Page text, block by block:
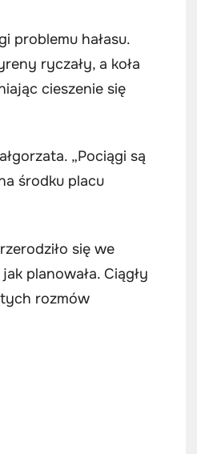
problemu hałasu.
ryczały, a koła
cieszenie się
„Pociągi są
środku placu
się we
planowała. Ciągły
rozmów